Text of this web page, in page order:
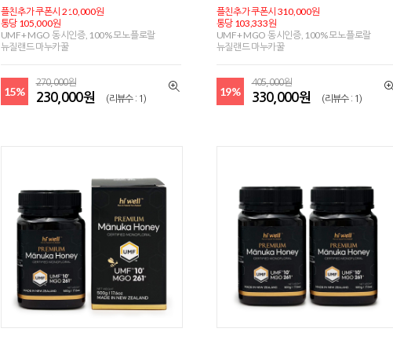
플친추가 쿠폰시 210,000원
통당 105,000원
UMF+ MGO 동시인증, 100% 모노플로랄
뉴질랜드 마누카꿀
15%
270,000원
230,000원 (리뷰수 : 1)
플친추가 쿠폰시 310,000원
통당 103,333원
UMF+ MGO 동시인증, 100% 모노플로랄
뉴질랜드 마누카꿀
19%
405,000원
330,000원 (리뷰수 : 1)